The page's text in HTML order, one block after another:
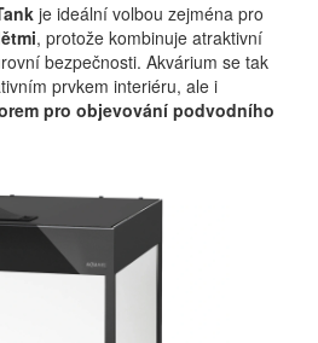
je ideální volbou zejména pro
, protože kombinuje atraktivní
bezpečnosti. Akvárium se tak
prvkem interiéru, ale i
pro objevování podvodního